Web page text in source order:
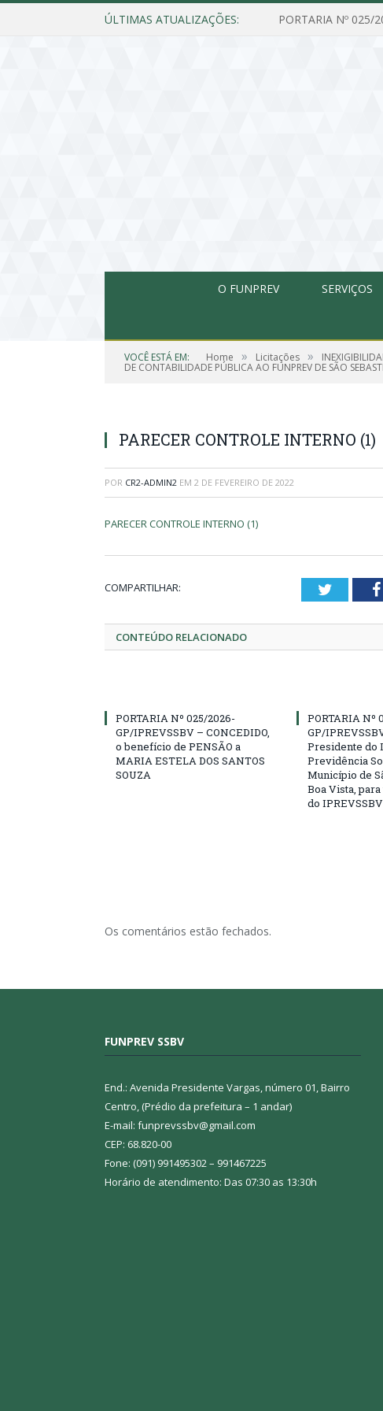
ÚLTIMAS ATUALIZAÇÕES:
O FUNPREV SERVIÇOS
VOCÊ ESTÁ EM: Home » Licitações »
DE CONTABILIDADE PÚBLICA AO FUNPREV DE SÃO
PARECER CONTROLE INTERNO (1)
POR CR2-ADMIN2 EM 2 DE FEVEREIRO DE 2022
PARECER CONTROLE INTERNO (1)
COMPARTILHAR: Twitter
CONTEÚDO RELACIONADO
PORTARIA Nº 025/2026-
GP/IPREVSSBV – CONCEDIDO,
o benefício de PENSÃO a
MARIA ESTELA DOS SANTOS
SOUZA
PORTARIA Nº
GP/
Presidente do
Previdência
Município de
Boa Vista,
do IPREVSSBV
Os comentários estão fechados.
FUNPREV SSBV
End.: Avenida Presidente Vargas, número 01, Bairro
Centro, (Prédio da prefeitura – 1 andar)
E-mail: funprevssbv@gmail.com
CEP: 68.820-00
Fone: (091) 991495302 – 991467225
Horário de atendimento: Das 07:30 as 13:30h